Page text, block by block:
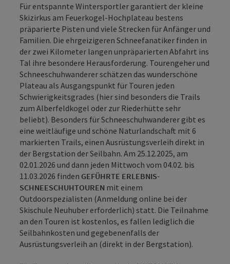
Für entspannte Wintersportler garantiert der kleine
Skizirkus am Feuerkogel-Hochplateau bestens
präparierte Pisten und viele Strecken für Anfänger und
Familien. Die ehrgeizigeren Schneefanatiker finden in
der zwei Kilometer langen unpräparierten Abfahrt ins
Tal ihre besondere Herausforderung. Tourengeher und
Schneeschuhwanderer schätzen das wunderschöne
Plateau als Ausgangspunkt für Touren jeden
Schwierigkeitsgrades (hier sind besonders die Trails
zum Alberfeldkogel oder zur Riederhütte sehr
beliebt). Besonders für Schneeschuhwanderer gibt es
eine weitläufige und schöne Naturlandschaft mit 6
markierten Trails, einen Ausrüstungsverleih direkt in
der Bergstation der Seilbahn. Am 25.12.2025, am
02.01.2026 und dann jeden Mittwoch vom 04.02. bis
11.03.2026 finden GEFÜHRTE ERLEBNIS-
SCHNEESCHUHTOUREN mit einem
Outdoorspezialisten (Anmeldung online bei der
Skischule Neuhuber erforderlich) statt. Die Teilnahme
an den Touren ist kostenlos, es fallen lediglich die
Seilbahnkosten und gegebenenfalls der
Ausrüstungsverleih an (direkt in der Bergstation).